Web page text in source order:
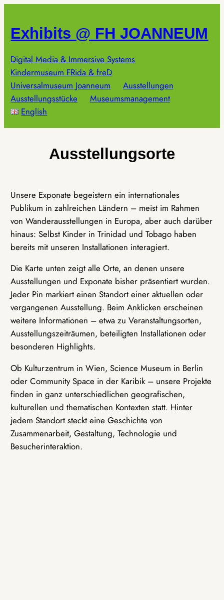
springen
Exhibits @ FH JOANNEUM
Digital Media & Immersive Systems
Kindermuseum FRida & freD
Universalmuseum Joanneum
Ausstellungen
Ausstellungsstücke
Museumsmanagement
English
Ausstellungsorte
Unsere Exponate begeistern ein internationales
Publikum in zahlreichen Ländern – meist im Rahmen
von Wanderausstellungen in Europa, aber auch darüber
hinaus: Selbst Kinder in Trinidad und Tobago haben
bereits mit unseren Installationen interagiert.
Die Karte unten zeigt alle Orte, an denen unsere
Ausstellungen und Exponate bisher präsentiert wurden.
Jeder Pin markiert einen Standort einer aktuellen oder
vergangenen Ausstellung. Beim Anklicken erscheinen
weitere Informationen – etwa zu Veranstaltungsorten,
Ausstellungszeiträumen, beteiligten Installationen oder
besonderen Highlights.
Ob Kulturzentrum in Wien, Science Museum in Berlin
oder Community Space in der Karibik – unsere Projekte
finden in ganz unterschiedlichen geografischen,
kulturellen und thematischen Kontexten statt. Hinter
jedem Standort steckt eine Geschichte von
Zusammenarbeit, Gestaltung, Technologie und
Besucherinteraktion.